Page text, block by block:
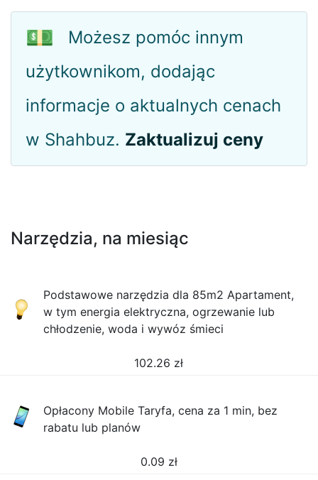
💵
Możesz pomóc innym
użytkownikom, dodając
informacje o aktualnych cenach
w Shahbuz. Zaktualizuj ceny
Narzędzia, na miesiąc
Podstawowe narzędzia dla 85m2 Apartament,
w tym energia elektryczna, ogrzewanie lub
chłodzenie, woda i wywóz śmieci
102.26 zł
Opłacony Mobile Taryfa, cena za 1 min, bez
rabatu lub planów
0.09 zł